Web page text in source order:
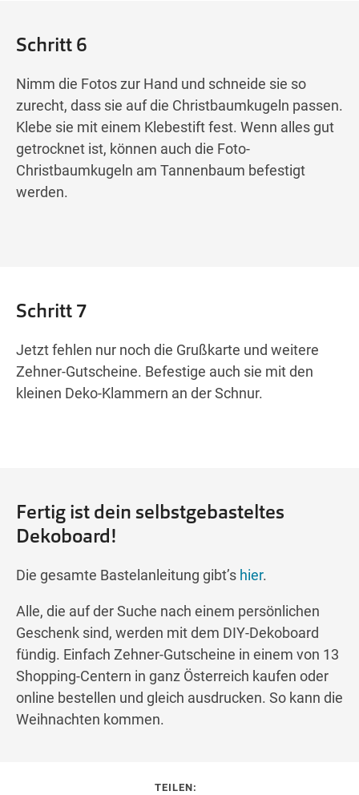
Schritt 6
Nimm die Fotos zur Hand und schneide sie so
zurecht, dass sie auf die Christbaumkugeln passen.
Klebe sie mit einem Klebestift fest. Wenn alles gut
getrocknet ist, können auch die Foto-
Christbaumkugeln am Tannenbaum befestigt
werden.
Schritt 7
Jetzt fehlen nur noch die Grußkarte und weitere
Zehner-Gutscheine. Befestige auch sie mit den
kleinen Deko-Klammern an der Schnur.
Fertig ist dein selbstgebasteltes
Dekoboard!
Die gesamte Bastelanleitung gibt’s hier.
Alle, die auf der Suche nach einem persönlichen
Geschenk sind, werden mit dem DIY-Dekoboard
fündig. Einfach Zehner-Gutscheine in einem von 13
Shopping-Centern in ganz Österreich kaufen oder
online bestellen und gleich ausdrucken. So kann die
Weihnachten kommen.
TEILEN: